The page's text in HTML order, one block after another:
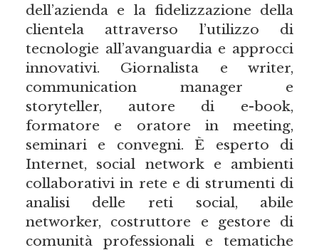
dell’azienda e la fidelizzazione della
clientela attraverso l’utilizzo di
tecnologie all’avanguardia e approcci
innovativi. Giornalista e writer,
communication manager e
storyteller, autore di e-book,
formatore e oratore in meeting,
seminari e convegni. È esperto di
Internet, social network e ambienti
collaborativi in rete e di strumenti di
analisi delle reti social, abile
networker, costruttore e gestore di
comunità professionali e tematiche